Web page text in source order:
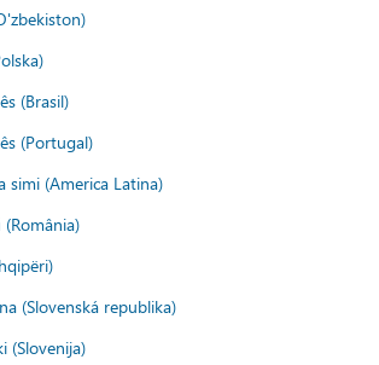
(Brasil)
(Portugal)
simi (America Latina)
(România)
(Slovenská republika)
(Slovenija)